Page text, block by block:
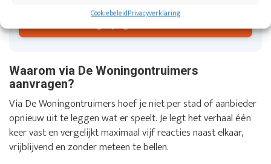
CookiebeleidPrivacyverklaring
Vergelijk gratis offertes
Waarom via De Woningontruimers
aanvragen?
Via De Woningontruimers hoef je niet per stad of aanbieder
opnieuw uit te leggen wat er speelt. Je legt het verhaal één
keer vast en vergelijkt maximaal vijf reacties naast elkaar,
vrijblijvend en zonder meteen te bellen.